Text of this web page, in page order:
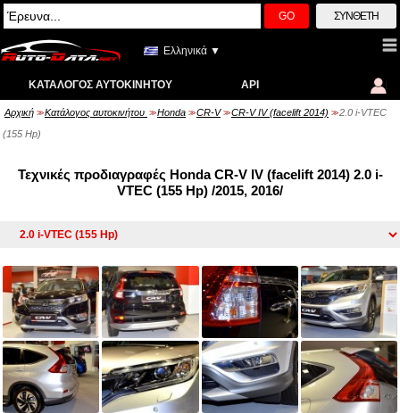
GO ΣΎΝΘΕΤΗ
Ελληνικά ▼
ΚΑΤΆΛΟΓΟΣ ΑΥΤΟΚΙΝΉΤΟΥ API
Αρχική >> Κατάλογος αυτοκινήτου >> Honda >> CR-V >> CR-V IV (facelift 2014) >> 2.0 i-VTEC
(155 Hp)
Τεχνικές προδιαγραφές Honda CR-V IV (facelift 2014) 2.0 i-
VTEC (155 Hp) /2015, 2016/